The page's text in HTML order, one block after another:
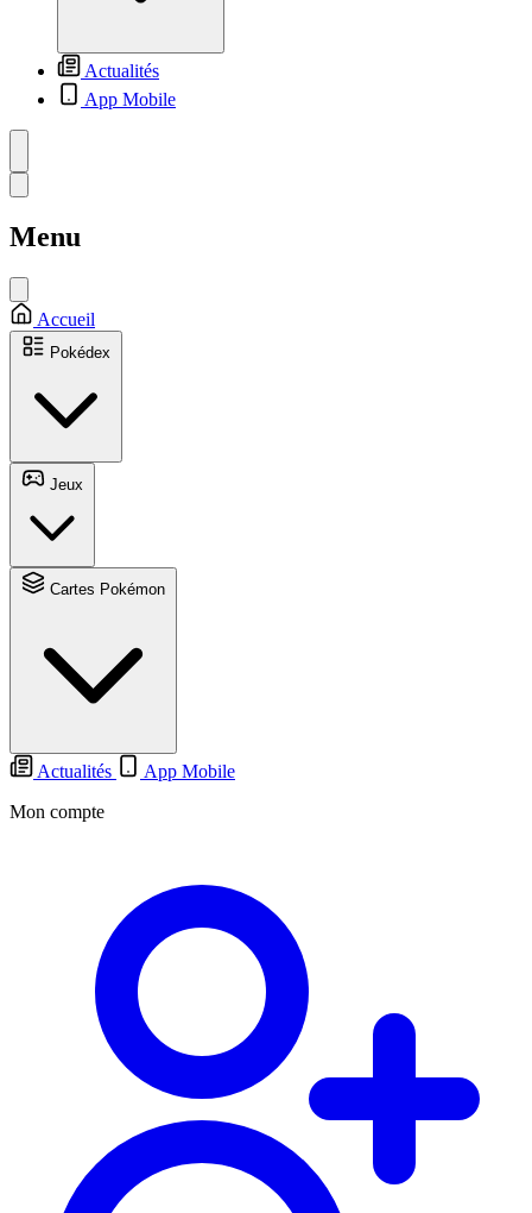
Actualités
App Mobile
Menu
Accueil
Actualités
App Mobile
Mon compte